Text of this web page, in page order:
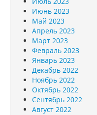
Июнь 2023
Май 2023
Апрель 2023
Март 2023
Февраль 2023
Январь 2023
Декабрь 2022
Ноябрь 2022
Октябрь 2022
Сентябрь 2022
Август 2022